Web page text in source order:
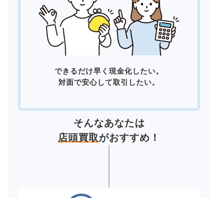
できるだけ早く現金化したい。
対面で安心して取引したい。
そんなあなたは
店頭買取がおすすめ！